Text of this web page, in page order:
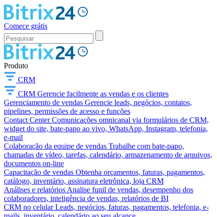
Comece grátis
Produto
CRM
CRM Gerencie facilmente as vendas e os clientes
Gerenciamento de vendas Gerencie leads, negócios, contatos,
pipelines, permissões de acesso e funções
Contact Center Comunicações omnicanal via formulários de CRM,
widget do site, bate-papo ao vivo, WhatsApp, Instagram, telefonia,
e-mail
Colaboração da equipe de vendas Trabalhe com bate-papo,
chamadas de vídeo, tarefas, calendário, armazenamento de arquivos,
documentos on-line
Capacitação de vendas Obtenha orçamentos, faturas, pagamentos,
catálogo, inventário, assinatura eletrônica, loja CRM
Análises e relatórios Analise funil de vendas, desempenho dos
colaboradores, inteligência de vendas, relatórios de BI
CRM no celular Leads, negócios, faturas, pagamentos, telefonia, e-